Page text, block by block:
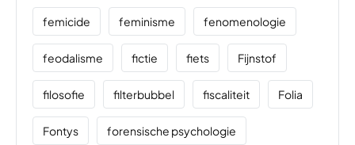
femicide feminisme fenomenologie
feodalisme fictie fiets Fijnstof
filosofie filterbubbel fiscaliteit Folia
Fontys forensische psychologie